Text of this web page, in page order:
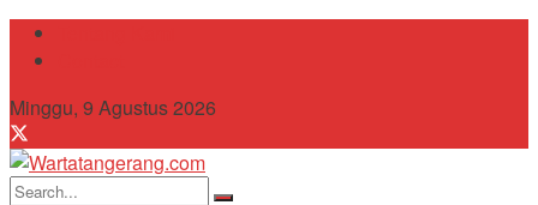
Minggu, 9 Agustus 2026